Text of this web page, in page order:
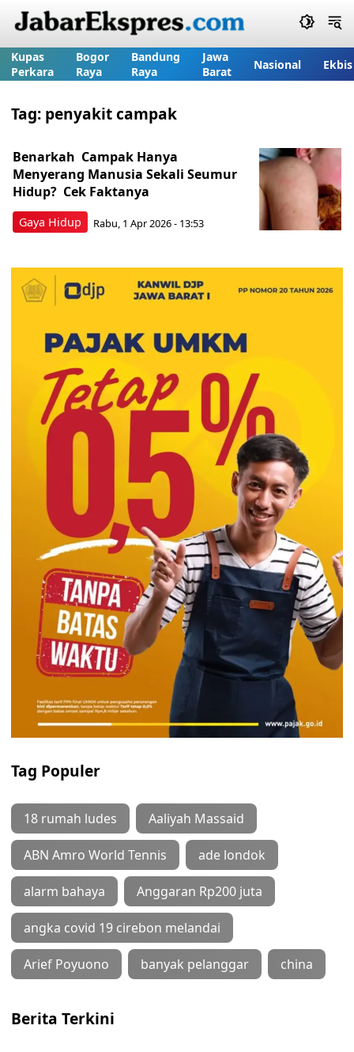
Kupas
Perkara
Bogor
Raya
Bandung
Raya
Jawa
Barat
Nasional Ekbis
Tag: penyakit campak
Gaya Hidup
Benarkah Campak Hanya
Menyerang Manusia Sekali Seumur
Hidup? Cek Faktanya
Rabu, 1 Apr 2026 - 13:53
Tag Populer
18 rumah ludes Aaliyah Massaid
ABN Amro World Tennis ade londok
alarm bahaya Anggaran Rp200 juta
angka covid 19 cirebon melandai
Arief Poyuono banyak pelanggar china
Berita Terkini